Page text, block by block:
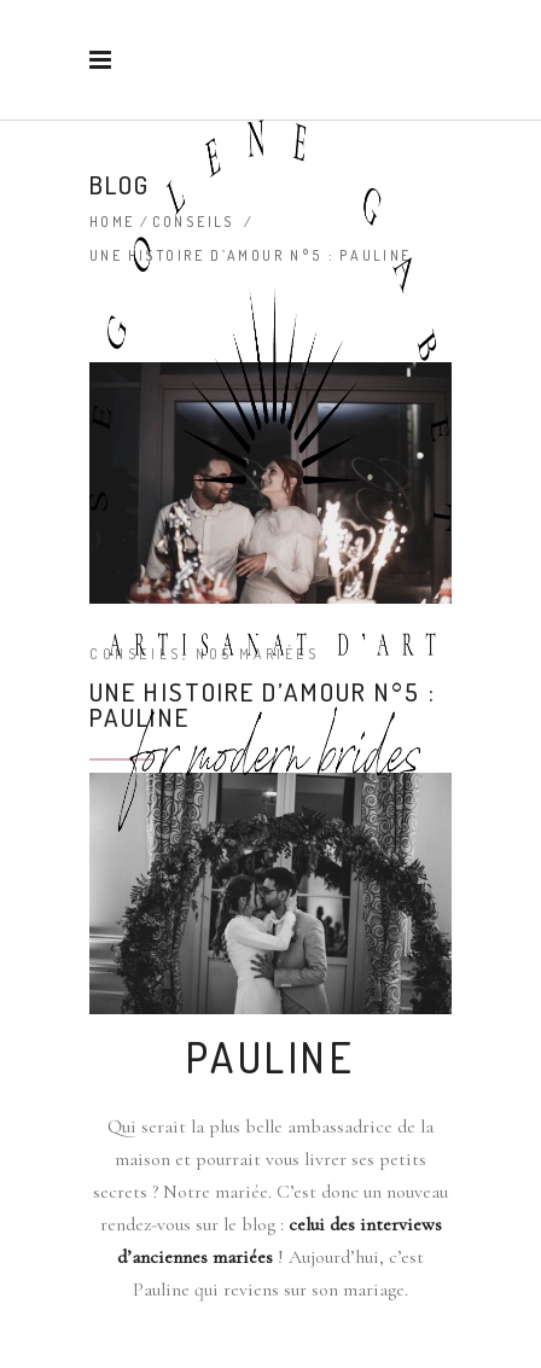
BLOG
HOME / CONSEILS
/
UNE HISTOIRE D’AMOUR N°5 : PAULINE
CONSEILS , NOS MARIÉES
UNE HISTOIRE D’AMOUR N°5 :
PAULINE
PAULINE
Qui serait la plus belle ambassadrice de la
maison et pourrait vous livrer ses petits
secrets ? Notre mariée. C’est donc un nouveau
rendez-vous sur le blog : celui des interviews
d’anciennes mariées ! Aujourd’hui, c’est
Pauline qui reviens sur son mariage.